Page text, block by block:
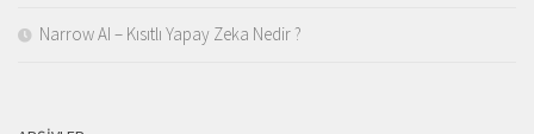
Narrow AI – Kısıtlı Yapay Zeka Nedir ?